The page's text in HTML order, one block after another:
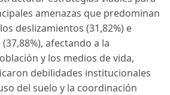
amenazas que predominan
deslizamientos (31,82%) e
afectando a la
y los medios de vida,
debilidades institucionales
del suelo y la coordinación